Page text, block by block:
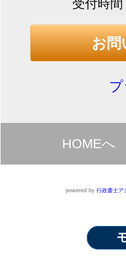
受付時
お問
HOMEへ
powered by 行政書士ア